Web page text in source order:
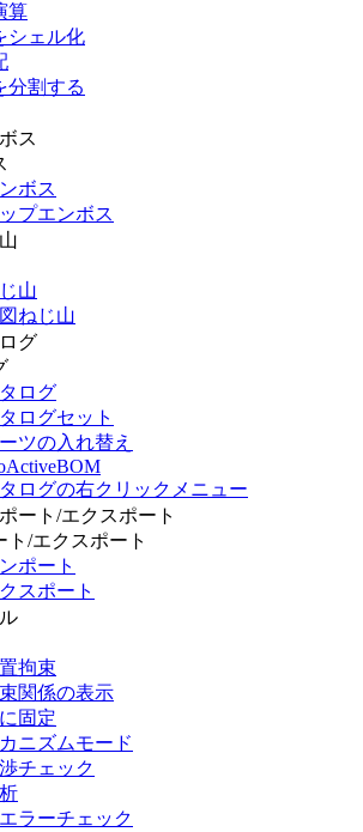
算
シェル化
分割する
ス
ボス
プエンボス
山
ねじ山
グ
ログ
ログセット
ツの入れ替え
ログの右クリックメニュー
ート/エクスポート
ト/エクスポート
ポート
スポート
拘束
関係の表示
固定
ニズムモード
チェック
ラーチェック